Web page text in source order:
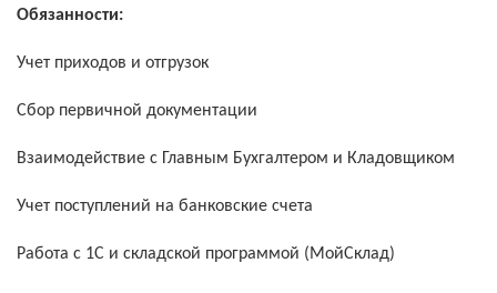
Обязанности:
Учет приходов и отгрузок
Сбор первичной документации
Взаимодействие с Главным Бухгалтером и Кладовщиком
Учет поступлений на банковские счета
Работа с 1С и складской программой (МойСклад)